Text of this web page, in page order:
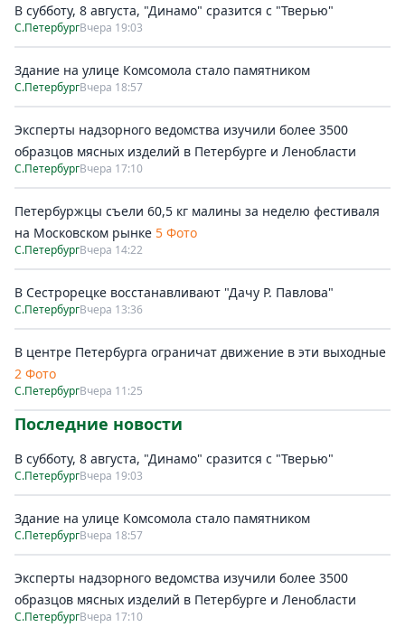
В субботу, 8 августа, "Динамо" сразится с "Тверью"
С.ПетербургВчера 19:03
Здание на улице Комсомола стало памятником
С.ПетербургВчера 18:57
Эксперты надзорного ведомства изучили более 3500
образцов мясных изделий в Петербурге и Ленобласти
С.ПетербургВчера 17:10
Петербуржцы съели 60,5 кг малины за неделю фестиваля
на Московском рынке 5 Фото
С.ПетербургВчера 14:22
В Сестрорецке восстанавливают "Дачу Р. Павлова"
С.ПетербургВчера 13:36
В центре Петербурга ограничат движение в эти выходные
2 Фото
С.ПетербургВчера 11:25
Последние новости
В субботу, 8 августа, "Динамо" сразится с "Тверью"
С.ПетербургВчера 19:03
Здание на улице Комсомола стало памятником
С.ПетербургВчера 18:57
Эксперты надзорного ведомства изучили более 3500
образцов мясных изделий в Петербурге и Ленобласти
С.ПетербургВчера 17:10